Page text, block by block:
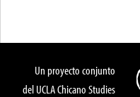
Un proyecto conjunto
del UCLA Chicano Studies